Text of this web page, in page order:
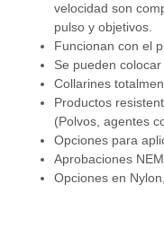
velocidad son
pulso y objetivos.
Funcionan con el
Se pueden
Collarines
Productos
(Polvos, agentes
Opciones para
Aprobaciones
Opciones en